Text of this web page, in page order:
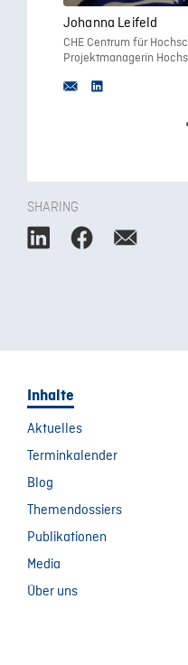
Johanna Leifeld
CHE Centrum für
Projektmanagerin
SHARING
Inhalte
Aktuelles
Terminkalender
Blog
Themendossiers
Publikationen
Media
Über uns